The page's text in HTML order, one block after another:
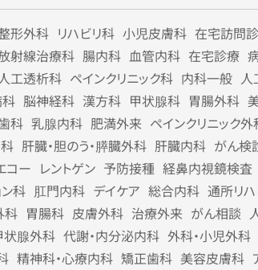
形外科 リハビリ科 小児皮膚科 在宅訪問
射線治療科 腸内科 血管内科 在宅診療
工透析科 ペインクリニック科 内科一般 人
脳神経科 漢方科 甲状腺科 胃腸外科
科 乳腺内科 肥満外来 ペインクリニック外
肝臓・胆のう・膵臓外科 肝臓内科 がん検
コー レントゲン 予防接種 経鼻内視鏡検査
科 肛門内科 デイケア 総合内科 通所リ
科 胃腸科 皮膚外科 治療外来 がん相談
状腺外科 代謝・内分泌内科 外科・小児外科
精神科・心療内科 矯正歯科 美容皮膚科